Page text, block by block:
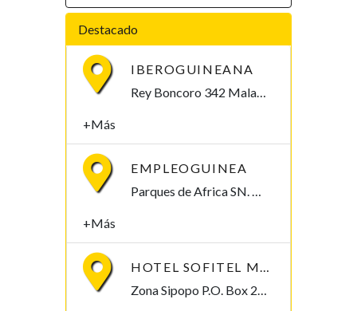
Destacado
IBEROGUINEANA
Rey Boncoro 342 Malabo, Bioko Norte 342, Guinea Ecuatorial
+Más
EMPLEOGUINEA
Parques de Africa SN. Malabo, Bioko Norte 0000, Guinea Ecuatorial
+Más
HOTEL SOFITEL MALABO SIPOPO LE GOLF
Zona Sipopo P.O. Box 209 Malabo, Bioko Norte 00209, Guinea Ecuatorial